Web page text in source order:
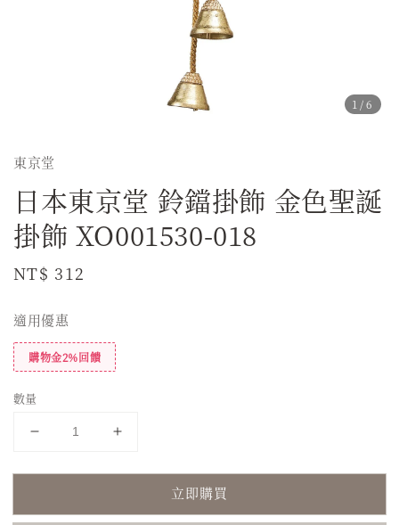
1 /6
東京堂
日本東京堂 鈴鐺掛飾 金色聖誕
掛飾 XO001530-018
Regular
NT$ 312
適用優惠
購物金2%回饋
數量
立即購買